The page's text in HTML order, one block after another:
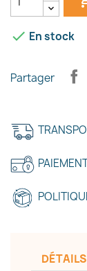
 En stock
Partager
Créer
Nom de la